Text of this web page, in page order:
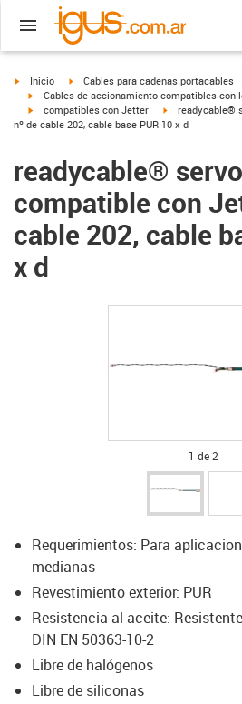
igus-icon-arrow-right
Inicio igus-icon-arrow-right
Cables para cadenas portacables
igus-icon-arrow-right
Cables de accionamiento compatibles con
igus-icon-arrow-right
compatibles con Jetter igus-icon-
readycable®
nº de cable 202, cable base PUR 10 x d
readycable®
compatible con
cable 202, cable
x d
1 de 2
Requerimientos: Para
medianas
Revestimiento exterior: PUR
Resistencia al aceite:
DIN EN 50363-10-2
Libre de halógenos
Libre de siliconas